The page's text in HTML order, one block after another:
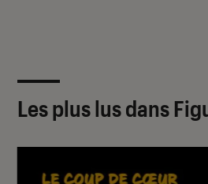
Les plus lus dans